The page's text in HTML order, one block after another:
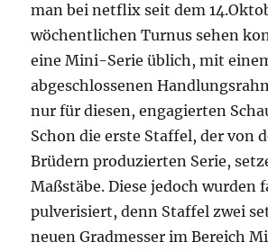
man bei netflix seit dem
wöchentlichen Turnus sehen
eine Mini-Serie üblich, mit
abgeschlossenen
nur für diesen, engagierten
Schon die erste Staffel, der von
Brüdern produzierten Serie,
Maßstäbe. Diese jedoch wurden
pulverisiert, denn Staffel zwei
neuen Gradmesser im Bereich